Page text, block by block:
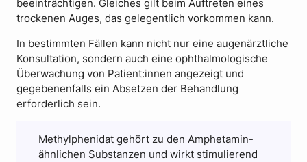
beeinträchtigen. Gleiches gilt beim Auftreten eines
trockenen Auges, das gelegentlich vorkommen kann.
In bestimmten Fällen kann nicht nur eine augenärztliche
Konsultation, sondern auch eine ophthalmologische
Überwachung von Patient:innen angezeigt und
gegebenenfalls ein Absetzen der Behandlung
erforderlich sein.
Methylphenidat gehört zu den Amphetamin-
ähnlichen Substanzen und wirkt stimulierend